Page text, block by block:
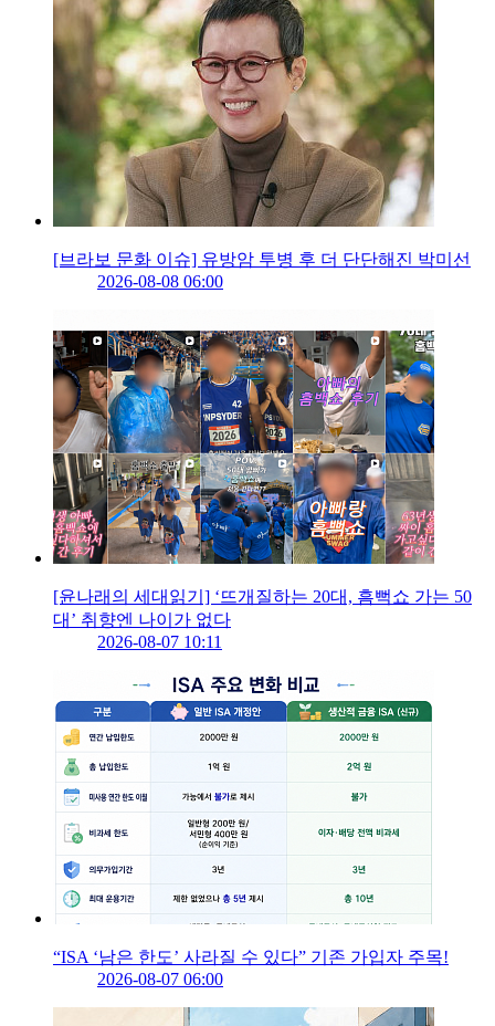
[브라보 문화 이슈] 유방암 투병 후 더 단단해진 박미선
2026-08-08 06:00
[윤나래의 세대읽기] ‘뜨개질하는 20대, 흠뻑쇼 가는 50
대’ 취향엔 나이가 없다
2026-08-07 10:11
“ISA ‘남은 한도’ 사라질 수 있다” 기존 가입자 주목!
2026-08-07 06:00